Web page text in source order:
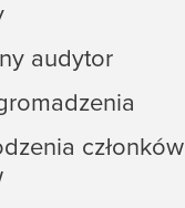
audytor
członków